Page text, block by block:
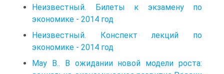
Неизвестный. Билеты к экзамену по
экономике - 2014 год
Неизвестный. Конспект лекций по
экономике - 2014 год
May B.. В ожидании новой модели роста: